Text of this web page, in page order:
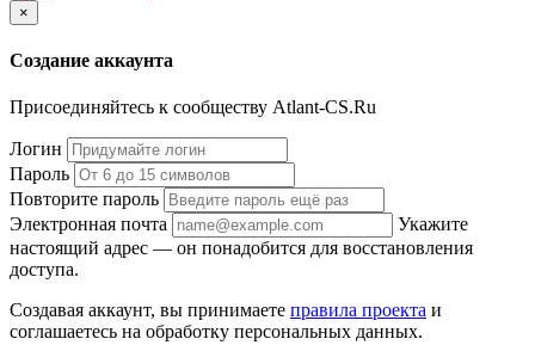
×
Создание аккаунта
Присоединяйтесь к сообществу Atlant-CS.Ru
Логин
Пароль
Повторите пароль
Электронная почта
Укажите
настоящий адрес — он понадобится для восстановления
доступа.
Создавая аккаунт, вы принимаете правила проекта и
соглашаетесь на обработку персональных данных.